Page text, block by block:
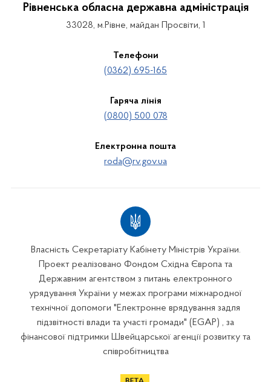
Рівненська обласна державна адміністрація
33028, м.Рівне, майдан Просвіти, 1
Телефони
(0362) 695-165
Гаряча лінія
(0800) 500 078
Електронна пошта
roda@rv.gov.ua
Власність Секретаріату Кабінету Міністрів України.
Проект реалізовано Фондом Східна Європа та
Державним агентством з питань електронного
урядування України у межах програми міжнародної
технічної допомоги "Електронне врядування задля
підзвітності влади та участі громади" (EGAP) , за
фінансової підтримки Швейцарської агенції розвитку та
співробітництва